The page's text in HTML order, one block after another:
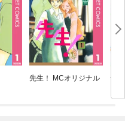
先生！ MCオリジナル サ